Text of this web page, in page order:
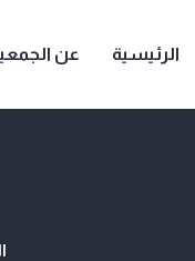
الرئيسية عن